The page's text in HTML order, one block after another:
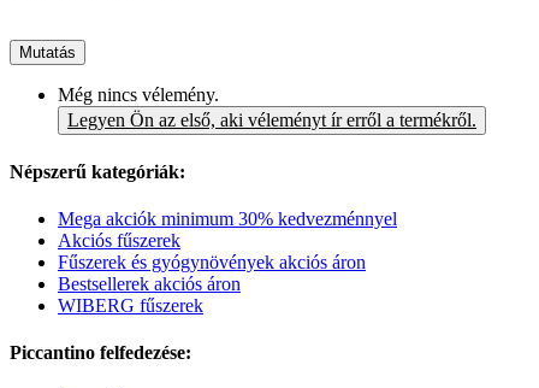
Mutatás
Még nincs vélemény.
Legyen Ön az első, aki véleményt ír erről a termékről.
Népszerű kategóriák:
Mega akciók minimum 30% kedvezménnyel
Akciós fűszerek
Fűszerek és gyógynövények akciós áron
Bestsellerek akciós áron
WIBERG fűszerek
Piccantino felfedezése: